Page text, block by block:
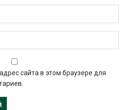
сайта в этом браузере для